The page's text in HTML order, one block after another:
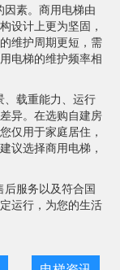
因素。商用电梯由
设计上更为坚固，
维护周期更短，需
电梯的维护频率相
、载重能力、运行
异。在选购自建房
仅用于家庭居住，
议选择商用电梯，
服务以及符合国
运行，为您的生活